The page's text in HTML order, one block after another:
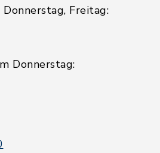
Freitag:
Donnerstag: